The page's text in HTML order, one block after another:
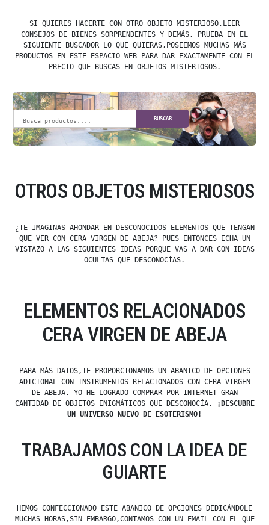
SI QUIERES HACERTE CON OTRO OBJETO MISTERIOSO,LEER
CONSEJOS DE BIENES SORPRENDENTES Y DEMÁS, PRUEBA EN EL
SIGUIENTE BUSCADOR LO QUE QUIERAS,POSEEMOS MUCHAS MÁS
PRODUCTOS EN ESTE ESPACIO WEB PARA DAR EXACTAMENTE CON EL
PRECIO QUE BUSCAS EN OBJETOS MISTERIOSOS.
BUSCAR
OTROS OBJETOS MISTERIOSOS
¿TE IMAGINAS AHONDAR EN DESCONOCIDOS ELEMENTOS QUE TENGAN
QUE VER CON CERA VIRGEN DE ABEJA? PUES ENTONCES ECHA UN
VISTAZO A LAS SIGUIENTES IDEAS PORQUE VAS A DAR CON IDEAS
OCULTAS QUE DESCONOCÍAS.
ELEMENTOS RELACIONADOS
CERA VIRGEN DE ABEJA
PARA MÁS DATOS,TE PROPORCIONAMOS UN ABANICO DE OPCIONES
ADICIONAL CON INSTRUMENTOS RELACIONADOS CON CERA VIRGEN
DE ABEJA. YO HE LOGRADO COMPRAR POR INTERNET GRAN
CANTIDAD DE OBJETOS ENIGMÁTICOS QUE DESCONOCÍA.
¡DESCUBRE
UN UNIVERSO NUEVO DE ESOTERISMO!
TRABAJAMOS CON LA IDEA DE
GUIARTE
HEMOS CONFECCIONADO ESTE ABANICO DE OPCIONES DEDICÁNDOLE
MUCHAS HORAS,SIN EMBARGO,CONTAMOS CON UN EMAIL CON EL QUE